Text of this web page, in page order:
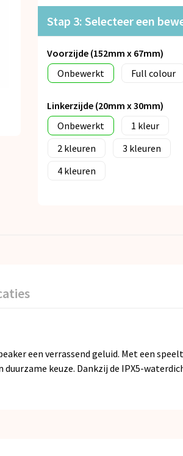
Stap 3: Selecteer een
Voorzijde (152mm x 67mm)
Onbewerkt
Full colour
Linkerzijde (20mm x 30mm)
Onbewerkt
1
2
3
4
een verrassend geluid. Met een
keuze. Dankzij de IPX5-